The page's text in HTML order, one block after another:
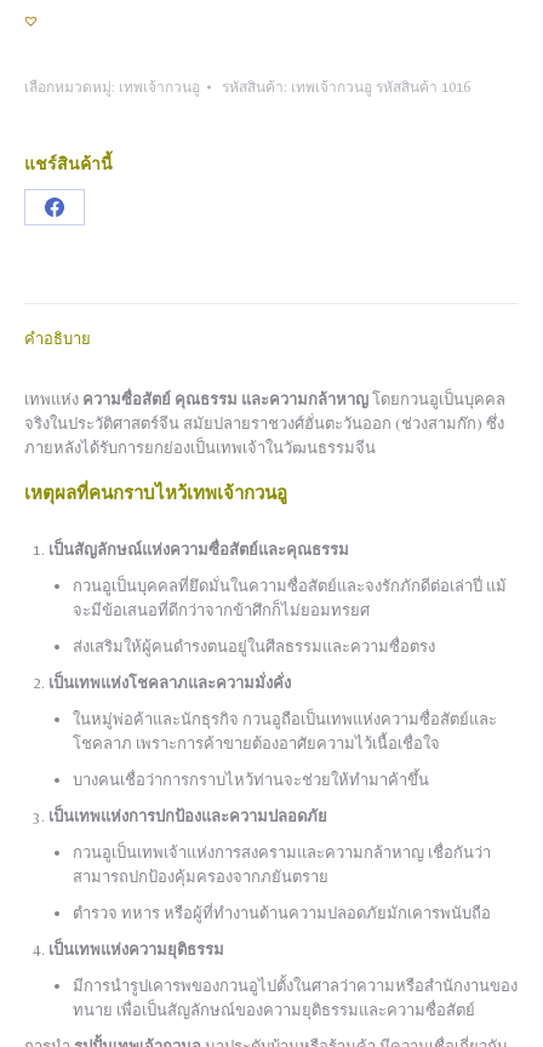
เลือกหมวดหมู่: เทพเจ้ากวนอู รหัสสินค้า: เทพเจ้ากวนอู รหัสสินค้า 1016
แชร์สินค้านี้
Share
คำอธิบาย
เทพแห่ง ความซื่อสัตย์ คุณธรรม และความกล้าหาญ โดยกวนอูเป็นบุคคล
จริงในประวัติศาสตร์จีน สมัยปลายราชวงศ์ฮั่นตะวันออก (ช่วงสามก๊ก) ซึ่ง
ภายหลังได้รับการยกย่องเป็นเทพเจ้าในวัฒนธรรมจีน
เหตุผลที่คนกราบไหว้เทพเจ้ากวนอู
เป็นสัญลักษณ์แห่งความซื่อสัตย์และคุณธรรม
กวนอูเป็นบุคคลที่ยึดมั่นในความซื่อสัตย์และจงรักภักดีต่อเล่าปี่ แม้
จะมีข้อเสนอที่ดีกว่าจากข้าศึกก็ไม่ยอมทรยศ
ส่งเสริมให้ผู้คนดำรงตนอยู่ในศีลธรรมและความซื่อตรง
เป็นเทพแห่งโชคลาภและความมั่งคั่ง
ในหมู่พ่อค้าและนักธุรกิจ กวนอูถือเป็นเทพแห่งความซื่อสัตย์และ
โชคลาภ เพราะการค้าขายต้องอาศัยความไว้เนื้อเชื่อใจ
บางคนเชื่อว่าการกราบไหว้ท่านจะช่วยให้ทำมาค้าขึ้น
เป็นเทพแห่งการปกป้องและความปลอดภัย
กวนอูเป็นเทพเจ้าแห่งการสงครามและความกล้าหาญ เชื่อกันว่า
สามารถปกป้องคุ้มครองจากภยันตราย
ตำรวจ ทหาร หรือผู้ที่ทำงานด้านความปลอดภัยมักเคารพนับถือ
เป็นเทพแห่งความยุติธรรม
มีการนำรูปเคารพของกวนอูไปตั้งในศาลว่าความหรือสำนักงานของ
ทนาย เพื่อเป็นสัญลักษณ์ของความยุติธรรมและความซื่อสัตย์